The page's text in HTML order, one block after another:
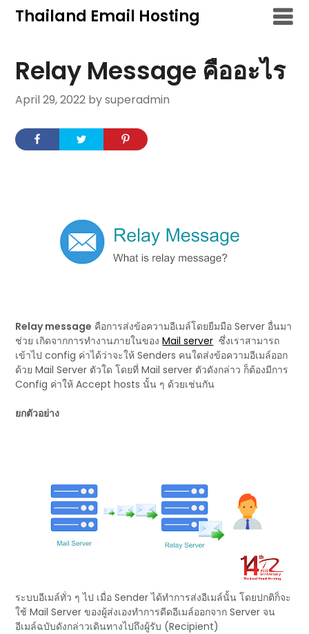
SkipThailand Email Hosting
Relay Message คืออะไร
April 29, 2022 by superadmin
Relay message คือการส่งข้อความอีเมล์โดยยืมมือ Server อื่นมา
ช่วย เกิดจากการทำงานภายในของMail server ซึ่งเราสามารถ
เข้าไป config ค่าได้ว่าจะให้ Senders คนใดส่งข้อความอีเมล์ออก
ด้วย Mail Server ตัวใด โดยที่ Mail server ตัวดังกล่าว ก็ต้องมีการ
Config ค่าให้ Accept hosts นั้น ๆ ด้วยเช่นกัน
ยกตัวอย่าง
ระบบอีเมล์ทั่ว ๆ ไป เมื่อ Sender ได้ทำการส่งอีเมล์นั้น โดยปกติก็จะ
ใช้ Mail Server ของผู้ส่งเองทำการดีดอีเมล์ออกจาก Server จน
อีเมล์ฉบับดังกล่าวเดินทางไปถึงผู้รับ (Recipient)